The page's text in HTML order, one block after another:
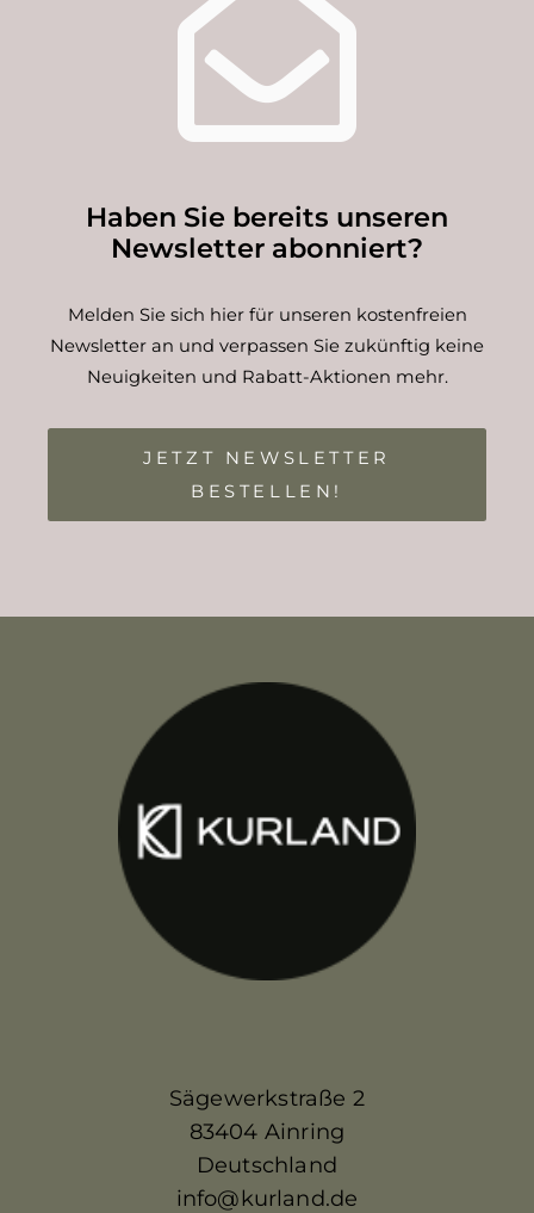
Haben Sie bereits unseren
Newsletter abonniert?
Melden Sie sich hier für unseren kostenfreien
Newsletter an und verpassen Sie zukünftig keine
Neuigkeiten und Rabatt-Aktionen mehr.
JETZT NEWSLETTER
BESTELLEN!
Sägewerkstraße 2
83404 Ainring
Deutschland
info@kurland.de